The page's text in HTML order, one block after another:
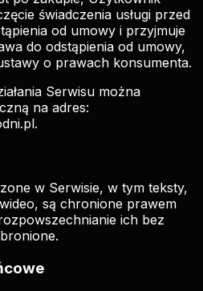
świadczenia usługi przed
od umowy i przyjmuje
do odstąpienia od umowy,
o prawach konsumenta.
Serwisu można
na adres:
w Serwisie, w tym teksty,
są chronione prawem
ich bez